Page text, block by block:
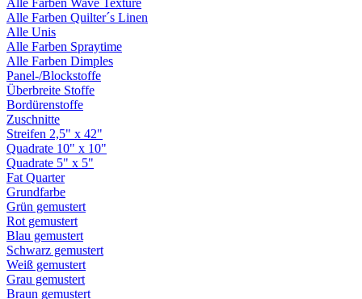
Alle Farben Wave Texture
Alle Farben Quilter´s Linen
Alle Unis
Alle Farben Spraytime
Alle Farben Dimples
Panel-/Blockstoffe
Überbreite Stoffe
Bordürenstoffe
Zuschnitte
Streifen 2,5" x 42"
Quadrate 10" x 10"
Quadrate 5" x 5"
Fat Quarter
Grundfarbe
Grün gemustert
Rot gemustert
Blau gemustert
Schwarz gemustert
Weiß gemustert
Grau gemustert
Braun gemustert